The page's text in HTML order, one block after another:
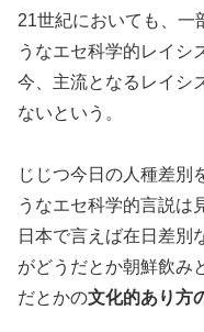
21世紀においても、一
うなエセ科学的レイシ
今、主流となるレイシ
ないという。
じじつ今日の人種差別
うなエセ科学的言説は
日本で言えば在日差別
がどうだとか朝鮮飲み
だとかの文化的あり方